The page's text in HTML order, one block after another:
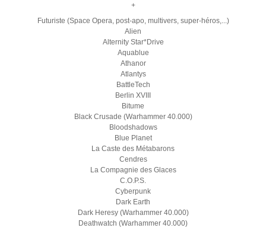
+
Futuriste (Space Opera, post-apo, multivers, super-héros,...)
Alien
Alternity Star*Drive
Aquablue
Athanor
Atlantys
BattleTech
Berlin XVIII
Bitume
Black Crusade (Warhammer 40.000)
Bloodshadows
Blue Planet
La Caste des Métabarons
Cendres
La Compagnie des Glaces
C.O.P.S.
Cyberpunk
Dark Earth
Dark Heresy (Warhammer 40.000)
Deathwatch (Warhammer 40.000)